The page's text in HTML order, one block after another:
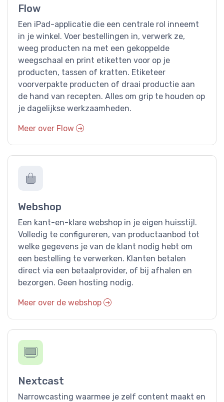
Flow
Een iPad-applicatie die een centrale rol inneemt
in je winkel. Voer bestellingen in, verwerk ze,
weeg producten na met een gekoppelde
weegschaal en print etiketten voor op je
producten, tassen of kratten. Etiketeer
voorverpakte producten of draai productie aan
de hand van recepten. Alles om grip te houden op
je dagelijkse werkzaamheden.
Meer over Flow
Webshop
Een kant-en-klare webshop in je eigen huisstijl.
Volledig te configureren, van productaanbod tot
welke gegevens je van de klant nodig hebt om
een bestelling te verwerken. Klanten betalen
direct via een betaalprovider, of bij afhalen en
bezorgen. Geen hosting nodig.
Meer over de webshop
Nextcast
Narrowcasting waarmee je zelf content maakt en